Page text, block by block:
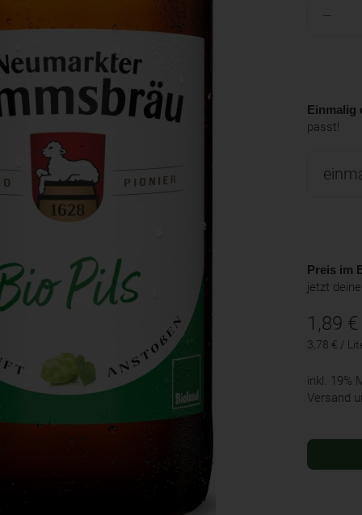
Einmalig
passt!
Preis im
jetzt
1,89 €
3,78 € /
inkl. 19%
Versand